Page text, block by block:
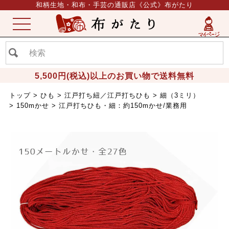
和柄生地・和布・手芸の通販店《公式》布がたり
5,500円(税込)以上のお買い物で送料無料
ME
NU
トップ ひも 江戸打ち紐／江戸打ちひも
細（3ミリ）
150mかせ
江戸打ちひも・細：約150mかせ/業務用